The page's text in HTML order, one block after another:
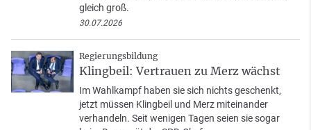
gleich groß.
30.07.2026
Regierungsbildung
Klingbeil: Vertrauen zu Merz wächst
Im Wahlkampf haben sie sich nichts geschenkt,
jetzt müssen Klingbeil und Merz miteinander
verhandeln. Seit wenigen Tagen seien sie sogar